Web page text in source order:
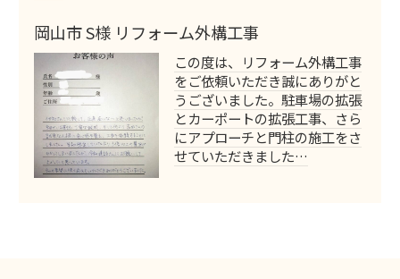
岡山市 S様 リフォーム外構工事
この度は、リフォーム外構工事
をご依頼いただき誠にありがと
うございました。駐車場の拡張
とカーポートの拡張工事、さら
にアプローチと門柱の施工をさ
せていただきました…